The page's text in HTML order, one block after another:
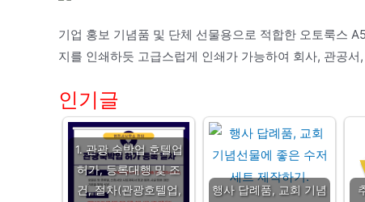
기업 홍보 기념품 및 단체 선물용으로 적합한 오토룩스
지를 인쇄하듯 고급스럽게 인쇄가 가능하여 회사, 관공
인기글
1. 관광 숙박업 호텔업
허가, 등록대행 및 조
건, 절차(관광호텔업,
행사 답례품, 교회 기념